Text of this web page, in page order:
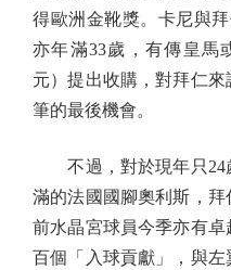
得歐洲金靴獎。卡尼與
亦年滿33歲，有傳皇馬
元）提出收購，對拜仁
筆的最後機會。
不過，對於現年只24
滿的法國國腳奧利斯，
前水晶宮球員今季亦有
百個「入球貢獻」，與